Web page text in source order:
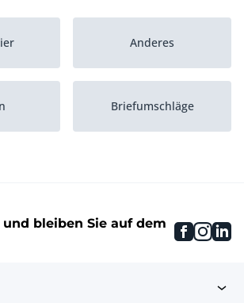
Anderes
Briefumschläge
und bleiben Sie auf dem